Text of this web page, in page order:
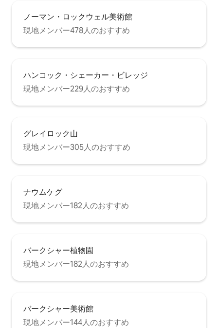
ノーマン・ロックウェル美術館
現地メンバー478人のおすすめ
ハンコック・シェーカー・ビレッジ
現地メンバー229人のおすすめ
グレイロック山
現地メンバー305人のおすすめ
ナウムケグ
現地メンバー182人のおすすめ
バークシャー植物園
現地メンバー182人のおすすめ
バークシャー美術館
現地メンバー144人のおすすめ